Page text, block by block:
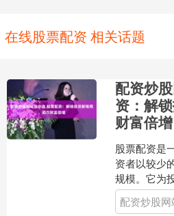
在线股票配资 相关话题
配资炒
资：解
财富倍增
股票配资是
资者以较少
规模。它为
速财富积累
配资服务可
配资炒股